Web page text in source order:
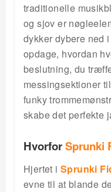
traditionelle
og sjov er
dykker dybere ned
opdage, hvordan
beslutning, du
messingsektioner
funky
skabe det perfekte
HvorforSprunki
Hjertet i Sprunki
evne til at blande